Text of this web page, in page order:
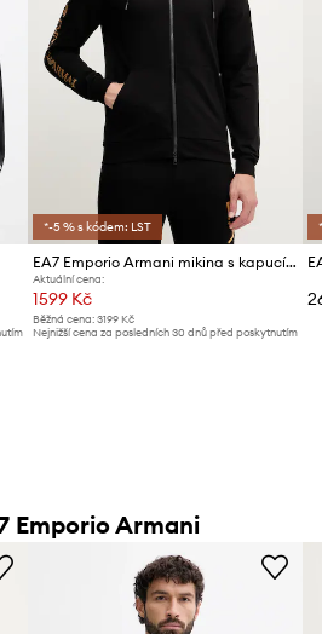
*-5 % s kódem: LST
EA7 Emporio Armani mikina s kapucí pánská
Aktuální cena:
1599 Kč
Běžná cena:3199 Kč
Nejnižší cena za posledních 30 dnů před poskytnutím
Emporio Armani